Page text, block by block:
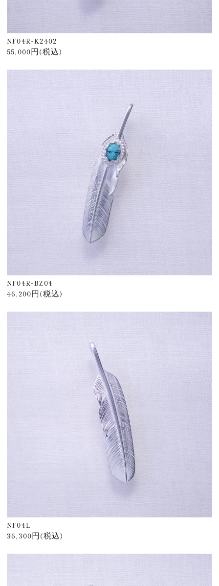
NF04R-K2402
55,000円(税込)
NF04R-BZ04
46,200円(税込)
NF04L
36,300円(税込)